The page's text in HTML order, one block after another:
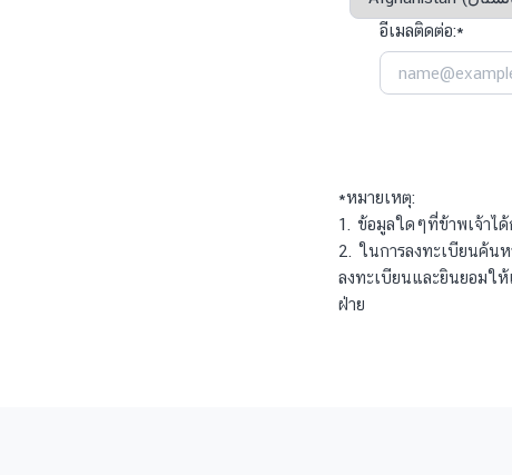
อีเมลติดต่อ:*
*หมายเหตุ:
1. ข้อมูลใดๆที่ข้าพเจ้าไ
2. ในการลงทะเบียนค้น
ลงทะเบียนและยินยอมใ
ฝ่าย